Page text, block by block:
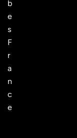
b
e
s
F
r
a
n
c
e